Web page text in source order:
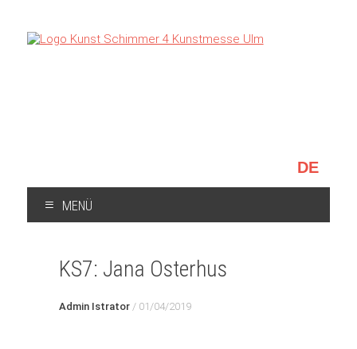
Sprache
auswählen
MENÜ
SPRINGEN
KS7: Jana Osterhus
Admin Istrator/ 01/04/2019